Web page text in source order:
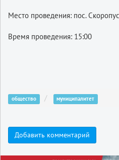
Место проведения: пос.
Время проведения: 15:00
общество муниципалитет
Добавить комментарий